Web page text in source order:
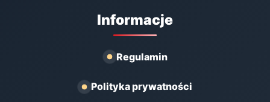
Informacje
Regulamin
Polityka prywatności